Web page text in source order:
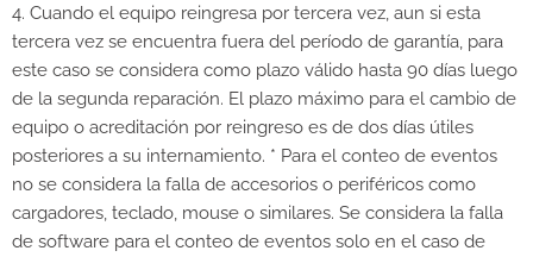
4. Cuando el equipo reingresa por tercera vez, aun si esta
tercera vez se encuentra fuera del período de garantía, para
este caso se considera como plazo válido hasta 90 días luego
de la segunda reparación. El plazo máximo para el cambio de
equipo o acreditación por reingreso es de dos días útiles
posteriores a su internamiento. * Para el conteo de eventos
no se considera la falla de accesorios o periféricos como
cargadores, teclado, mouse o similares. Se considera la falla
de software para el conteo de eventos solo en el caso de